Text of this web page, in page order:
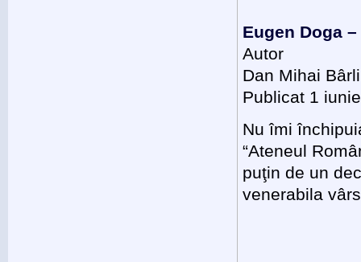
Eugen Doga
Autor
Dan Mihai
Publicat 1
Nu îmi
“Ateneul
puţin de un
venerabila